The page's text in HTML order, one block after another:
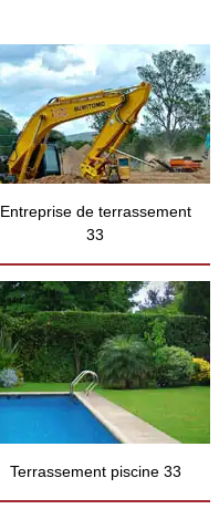
Entreprise de terrassement
33
Terrassement piscine 33